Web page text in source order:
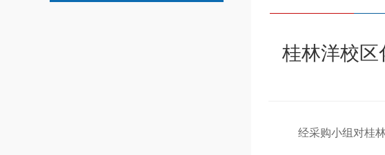
桂林洋校区
经采购小组对桂